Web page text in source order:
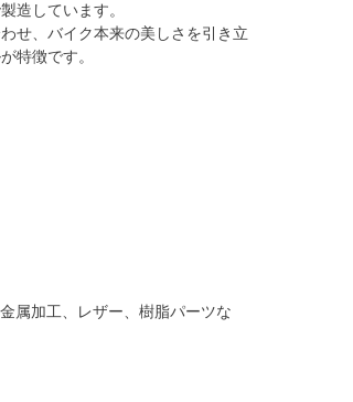
造しています。
せ、バイク本来の美しさを引き立
特徴です。
属加工、レザー、樹脂パーツな